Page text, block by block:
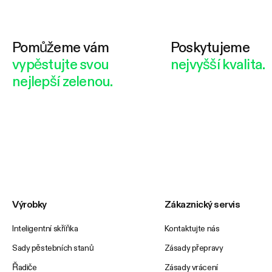
Pomůžeme vám
vypěstujte svou
nejlepší zelenou.
Poskytujeme
nejvyšší kvalita.
Výrobky
Inteligentní skříňka
Sady pěstebních stanů
Řadiče
Zákaznický servis
Kontaktujte nás
Zásady přepravy
Zásady vrácení